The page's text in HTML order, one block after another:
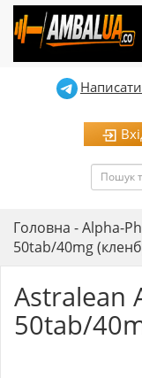
Головна -Alpha-
50tab/40mg
Astralean
50tab/